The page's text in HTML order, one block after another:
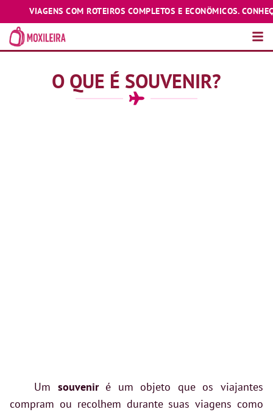
VIAGENS COM ROTEIROS COMPLETOS E ECONÔMICOS. CONHEÇA E
O QUE É SOUVENIR?
Um souveniré um objeto que os viajantes
compram ou recolhem durante suas viagens como